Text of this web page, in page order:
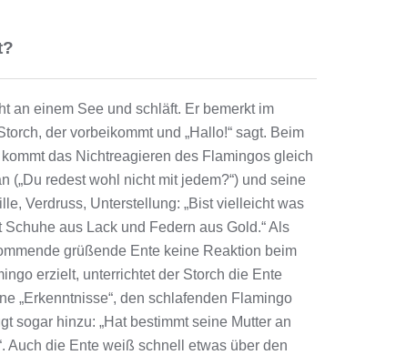
an einem See und schläft. Er bemerkt im
der vorbeikommt und „Hallo!“ sagt. Beim
das Nichtreagieren des Flamingos gleich
(„Du redest wohl nicht mit jedem?“) und seine
Verdruss, Unterstellung: „Bist vielleicht was
Schuhe aus Lack und Federn aus Gold.“ Als
grüßende Ente keine Reaktion beim
erzielt, unterrichtet der Storch die Ente
„Erkenntnisse“, den schlafenden Flamingo
sogar hinzu: „Hat bestimmt seine Mutter an
Auch die Ente weiß schnell etwas über den